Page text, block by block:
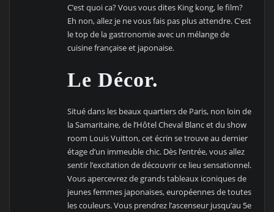
C’est quoi ca? Vous vous dites King kong, le film?
Eh non, allez je ne vous fais pas plus attendre. C’est
le top de la gastronomie avec un mélange de
cuisine française et japonaise.
Le Décor.
Situé dans les beaux quartiers de Paris, non loin de
la Samaritaine, de l’Hôtel Cheval Blanc et du show
room Louis Vuitton, cet écrin se trouve au dernier
étage d’un immeuble chic. Dès l’entrée, vous allez
sentir l’excitation de découvrir ce lieu sensationnel.
Vous apercevrez de grands tableaux iconiques de
jeunes femmes japonaises, européennes de toutes
les couleurs. Vous prendrez l’ascenseur jusqu’au 5e